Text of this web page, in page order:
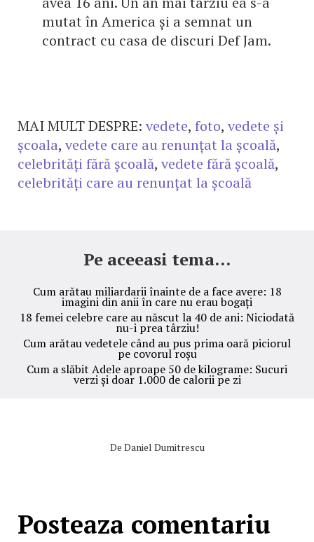
mutat în America și a semnat un
contract cu casa de discuri Def Jam.
MAI MULT DESPRE: vedete, foto, vedete și
școala, vedete care au renunțat la școală,
celebrități fără școală, vedete fără școală,
celebrități care au renunțat la școală
Pe aceeasi tema...
Cum arătau miliardarii înainte de a face avere: 18
imagini din anii în care nu erau bogați
18 femei celebre care au născut la 40 de ani: Niciodată
nu-i prea târziu!
Cum arătau vedetele când au pus prima oară piciorul
pe covorul roșu
Cum a slăbit Adele aproape 50 de kilograme: Sucuri
verzi și doar 1.000 de calorii pe zi
De Daniel Dumitrescu
Posteaza comentariu